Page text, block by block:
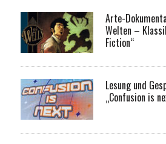
Arte-
Welten –
Fiction“
Lesung und
„Confusion is